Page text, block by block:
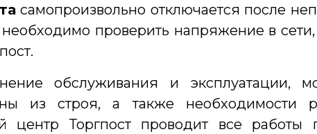
самопроизвольно отключается после
проверить напряжение в
обслуживания и эксплуатации,
из строя, а также необходимости
центр Торгпост проводит все работы